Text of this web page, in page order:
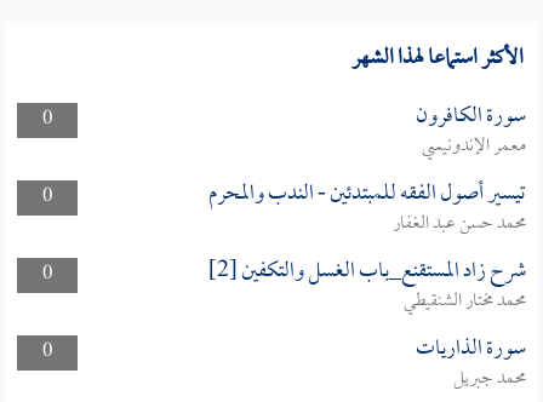
الأكثر استماعا لهذا الشهر
0 سورة الكافرون
معمر الإندونيسي
0
تيسير أصول الفقه للمبتدئين - الندب والمحرم
محمد حسن عبد الغفار
0
شرح زاد المستقنع_باب الغسل والتكفين [2]
محمد مختار الشنقيطي
0
سورة الذاريات
محمد جبريل